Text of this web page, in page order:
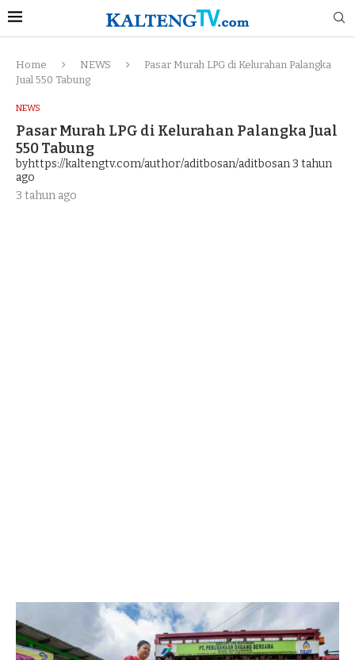
Home NEWS
Pasar Murah LPG di Kelurahan Palangka
Jual 550 Tabung
NEWS
Pasar Murah LPG di Kelurahan Palangka Jual
550 Tabung
byhttps://kaltengtv.com/author/aditbosan/aditbosan3 tahun
ago
3 tahun ago